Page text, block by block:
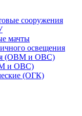
сооружения
мачты
освещения
(ОВМ и ОВС)
и ОВС)
(ОГК)